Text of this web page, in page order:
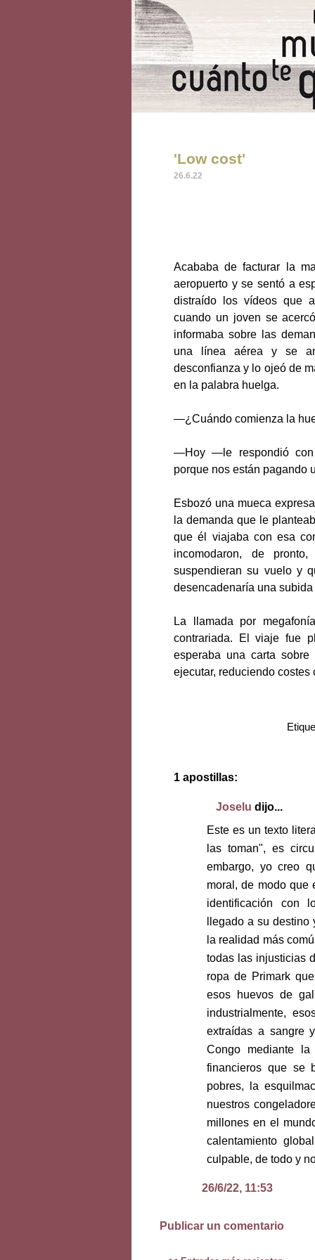
'Low cost'
26.6.22
Acababa de facturar la
aeropuerto y se sentó a
distraído los vídeos que
cuando un joven se
informaba sobre las
una línea aérea y se
desconfianza y lo ojeó de
en la palabra huelga.
—¿Cuándo comienza la
—Hoy —le respondió con
porque nos están pagando
Esbozó una mueca
la demanda que le
que él viajaba con esa
incomodaron, de
suspendieran su vuelo y
desencadenaría una
La llamada por
contrariada. El viaje fue
esperaba una carta
ejecutar, reduciendo costes
1 apostillas:
Joselu dijo...
Este es un texto
las toman", es
embargo, yo creo
moral, de modo que
identificación con
llegado a su destino
la realidad más
todas las injusticias
ropa de Primark
esos huevos de
industrialmente,
extraídas a sangre
Congo mediante la
financieros que se
pobres, la
nuestros
millones en el
calentamiento
culpable, de todo y
26/6/22, 11:53
Publicar un comentario